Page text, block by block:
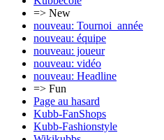
=> New
nouveau: Tournoi_année
nouveau: équipe
nouveau: joueur
nouveau: vidéo
nouveau: Headline
=> Fun
Page au hasard
Kubb-FanShops
Kubb-Fashionstyle